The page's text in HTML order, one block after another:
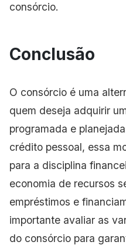
consórcio.
Conclusão
O consórcio é uma
quem deseja adquirir
programada e
crédito pessoal, essa
para a disciplina
economia de recursos
empréstimos e
importante avaliar as
do consórcio para